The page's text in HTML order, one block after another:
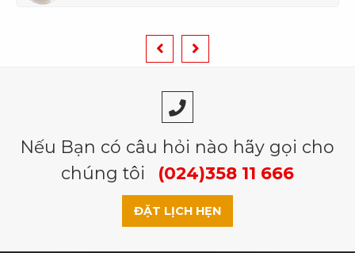
Nếu Bạn có câu hỏi nào hãy gọi cho
chúng tôi
(024)358 11 666
ĐẶT LỊCH HẸN